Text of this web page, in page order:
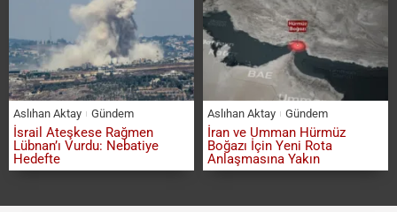
Aslıhan Aktay Gündem
İsrail Ateşkese Rağmen
Lübnan’ı Vurdu: Nebatiye
Hedefte
Aslıhan Aktay Gündem
İran ve Umman Hürmüz
Boğazı İçin Yeni Rota
Anlaşmasına Yakın